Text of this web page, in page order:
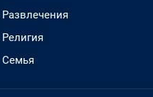
Развлечения
Религия
Семья